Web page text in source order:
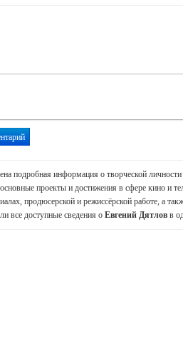
подробная информация о творческой личности
проекты и достижения в сфере кино и
продюсерской и режиссёрской работе, а
все доступные сведения о Евгений Дятлов в